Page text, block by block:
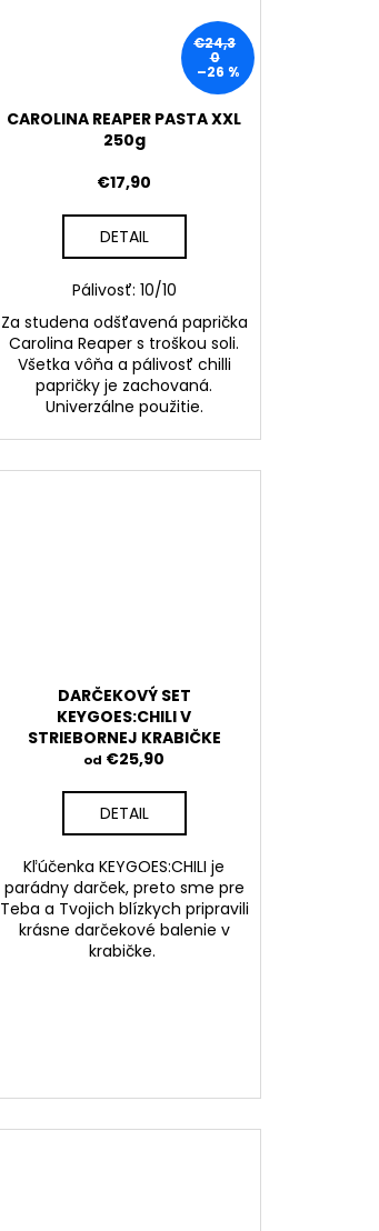
€24,3
0
–26 %
CAROLINA REAPER PASTA XXL
250g
€17,90
DETAIL
Pálivosť: 10/10
Za studena odšťavená paprička
Carolina Reaper s troškou soli.
Všetka vôňa a pálivosť chilli
papričky je zachovaná.
Univerzálne použitie.
DARČEKOVÝ SET
KEYGOES:CHILI V
STRIEBORNEJ KRABIČKE
od €25,90
DETAIL
Kľúčenka KEYGOES:CHILI je
parádny darček, preto sme pre
Teba a Tvojich blízkych pripravili
krásne darčekové balenie v
krabičke.